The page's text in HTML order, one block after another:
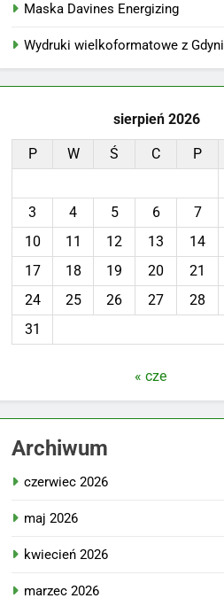
Maska Davines Energizing
Wydruki wielkoformatowe z Gdyni
sierpień 2026
P W Ś C P
3
4 5 6 7
10
11 12 13 14
17
18 19 20 21
24
25 26 27 28
31
« cze
Archiwum
czerwiec 2026
maj 2026
kwiecień 2026
marzec 2026